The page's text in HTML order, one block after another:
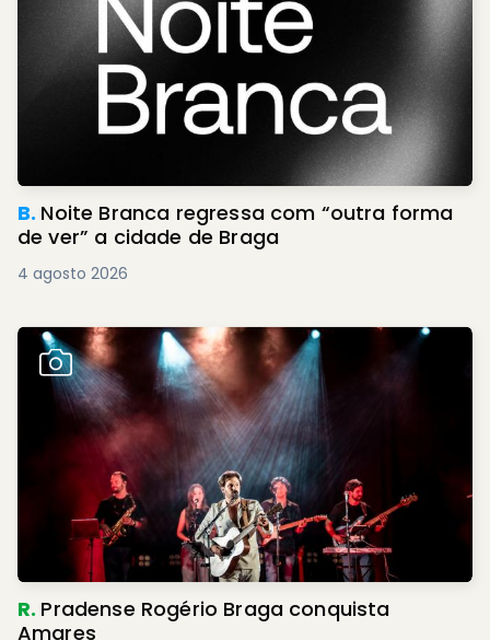
B. Noite Branca regressa com “outra forma
de ver” a cidade de Braga
4 agosto 2026
R. Pradense Rogério Braga conquista
Amares